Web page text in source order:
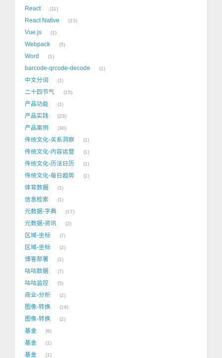
React 11
React Native 13
Vue.js 1
Webpack 5
Word 1
barcode-qrcode-decode 1
中文分词 1
二十四节气 15
产品功能 1
产品实践 23
产品案例 30
传统文化-关系洞察 1
传统文化-内容运营 1
传统文化-历法日历 1
传统文化-每日趋势 1
体育数据 1
信息检索 1
元数据-字典 17
元数据-资讯 2
区域-坐标 7
区域-坐标 2
博客部署 1
咕咕数据 7
咕咕监控 5
商业-分析 2
图像-转换 14
图像-转换 2
基金 6
基金 1
基金 1